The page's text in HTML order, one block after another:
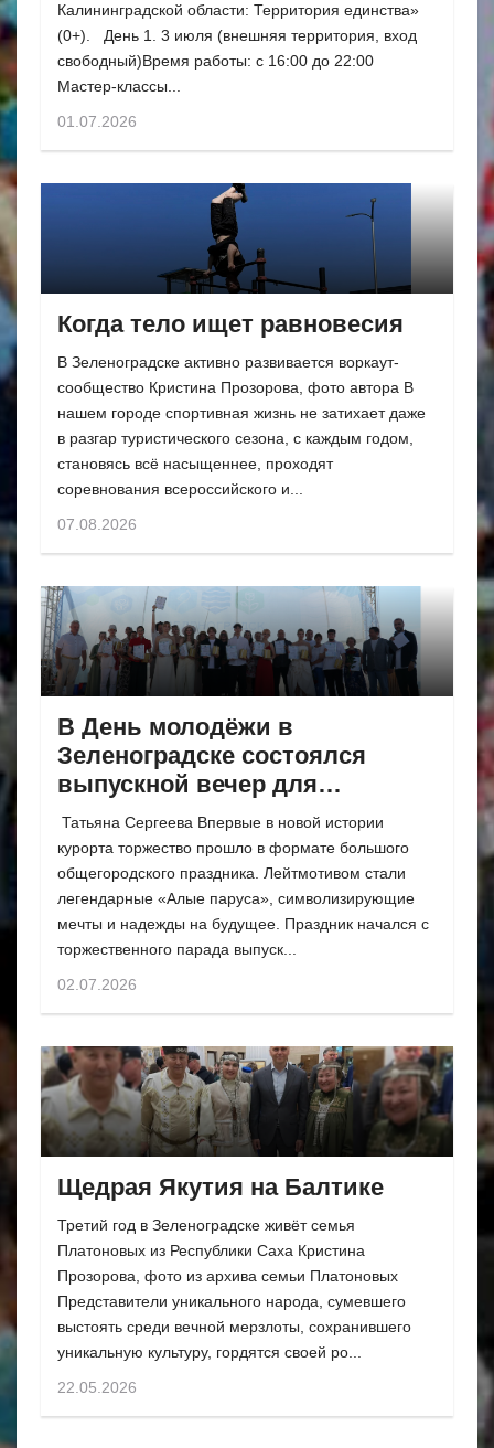
Калининградской области: Территория единства»
(0+). День 1. 3 июля (внешняя территория, вход
свободный)Время работы: с 16:00 до 22:00
Мастер-классы...
01.07.2026
Когда тело ищет равновесия
В Зеленоградске активно развивается воркаут-
сообщество Кристина Прозорова, фото автора В
нашем городе спортивная жизнь не затихает даже
в разгар туристического сезона, с каждым годом,
становясь всё насыщеннее, проходят
соревнования всероссийского и...
07.08.2026
В День молодёжи в
Зеленоградске состоялся
выпускной вечер для
одиннадцатиклассников
Татьяна Сергеева Впервые в новой истории
курорта торжество прошло в формате большого
общегородского праздника. Лейтмотивом стали
легендарные «Алые паруса», символизирующие
мечты и надежды на будущее. Праздник начался с
торжественного парада выпуск...
02.07.2026
Щедрая Якутия на Балтике
Третий год в Зеленоградске живёт семья
Платоновых из Республики Саха Кристина
Прозорова, фото из архива семьи Платоновых
Представители уникального народа, сумевшего
выстоять среди вечной мерзлоты, сохранившего
уникальную культуру, гордятся своей ро...
22.05.2026